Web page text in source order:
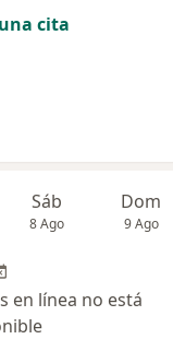
cita
Sáb
8 Ago
Dom
9 Ago
en línea no está